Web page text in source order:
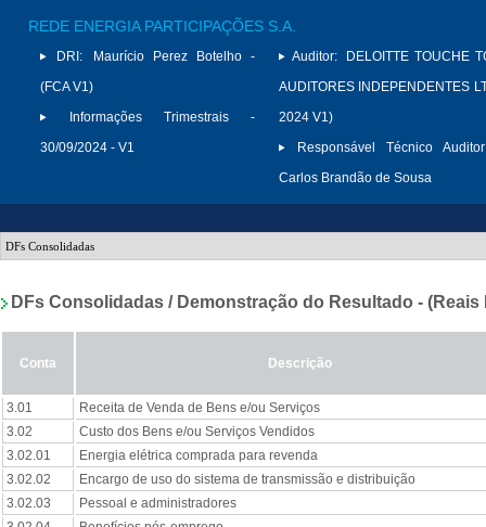
REDE ENERGIA PARTICIPAÇÕES S.A.
DRI:
Maurício Perez Botelho -
(FCA V1)
Informações Trimestrais -
30/09/2024 - V1
Auditor:
DELOITTE TOUCHE
AUDITORES INDEPENDENTES
2024 V1)
Responsável Técnico
Carlos Brandão de Sousa